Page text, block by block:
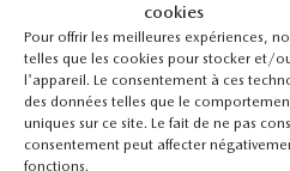
cookies
Pour offrir les meilleures expériences,
telles que les cookies pour stocker et/
l'appareil. Le consentement à ces
des données telles que le
uniques sur ce site. Le fait de ne pas
consentement peut affecter
fonctions.
MAZDA CX-70
26248 – GT TI